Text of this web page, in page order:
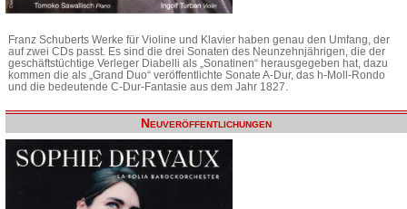
Franz Schuberts Werke für Violine und Klavier haben genau den Umfang, der
auf zwei CDs passt. Es sind die drei Sonaten des Neunzehnjährigen, die der
geschäftstüchtige Verleger Diabelli als „Sonatinen“ herausgegeben hat, dazu
kommen die als „Grand Duo“ veröffentlichte Sonate A-Dur, das h-Moll-Rondo
und die bedeutende C-Dur-Fantasie aus dem Jahr 1827.
Neuveröffentlichungen